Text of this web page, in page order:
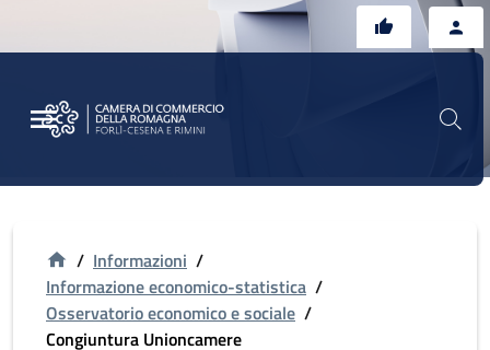
/ Informazioni /
Informazione economico-statistica /
Osservatorio economico e sociale /
Congiuntura Unioncamere